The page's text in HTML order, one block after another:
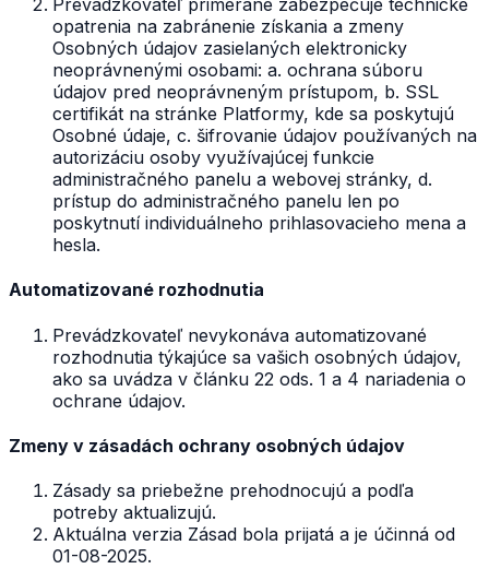
Prevádzkovateľ primerane zabezpečuje technické
opatrenia na zabránenie získania a zmeny
Osobných údajov zasielaných elektronicky
neoprávnenými osobami: a. ochrana súboru
údajov pred neoprávneným prístupom, b. SSL
certifikát na stránke Platformy, kde sa poskytujú
Osobné údaje, c. šifrovanie údajov používaných na
autorizáciu osoby využívajúcej funkcie
administračného panelu a webovej stránky, d.
prístup do administračného panelu len po
poskytnutí individuálneho prihlasovacieho mena a
hesla.
Automatizované rozhodnutia
Prevádzkovateľ nevykonáva automatizované
rozhodnutia týkajúce sa vašich osobných údajov,
ako sa uvádza v článku 22 ods. 1 a 4 nariadenia o
ochrane údajov.
Zmeny v zásadách ochrany osobných údajov
Zásady sa priebežne prehodnocujú a podľa
potreby aktualizujú.
Aktuálna verzia Zásad bola prijatá a je účinná od
01-08-2025.